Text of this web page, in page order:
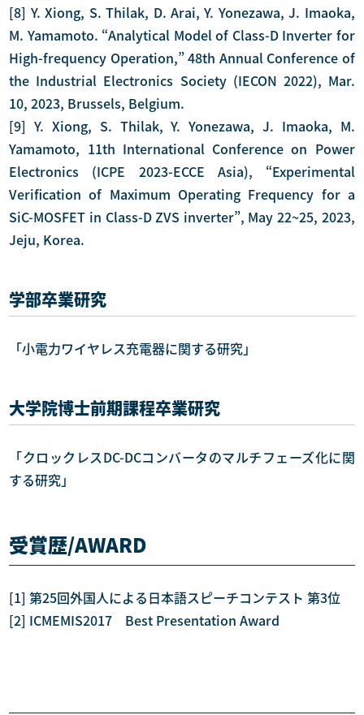
[8] Y. Xiong, S. Thilak, D. Arai, Y. Yonezawa, J. Imaoka,
M. Yamamoto. “Analytical Model of Class-D Inverter for
High-frequency Operation,” 48th Annual Conference of
the Industrial Electronics Society (IECON 2022), Mar.
10, 2023, Brussels, Belgium.
[9] Y. Xiong, S. Thilak, Y. Yonezawa, J. Imaoka, M.
Yamamoto, 11th International Conference on Power
Electronics (ICPE 2023-ECCE Asia), “Experimental
Verification of Maximum Operating Frequency for a
SiC-MOSFET in Class-D ZVS inverter”, May 22~25, 2023,
Jeju, Korea.
学部卒業研究
「小電力ワイヤレス充電器に関する研究」
大学院博士前期課程卒業研究
「クロックレスDC-DCコンバータのマルチフェーズ化に関
する研究」
受賞歴/AWARD
[1] 第25回外国人による日本語スピーチコンテスト 第3位
[2] ICMEMIS2017 Best Presentation Award